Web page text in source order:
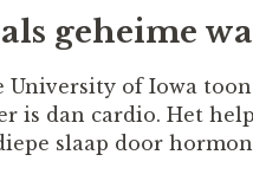
geheime
University of Iowa
is dan cardio. Het
slaap door